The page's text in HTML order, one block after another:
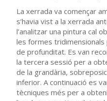
La xerrada va començar
s’havia vist a la xerrada
l’analitzar una pintura cal
les formes tridimensionals
de profunditat. Es van
la tercera sessió per a
de la grandària,
inferior. A continuació es
tècniques més per a